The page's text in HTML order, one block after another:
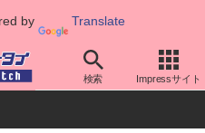
by Translate
検索 Impressサイト